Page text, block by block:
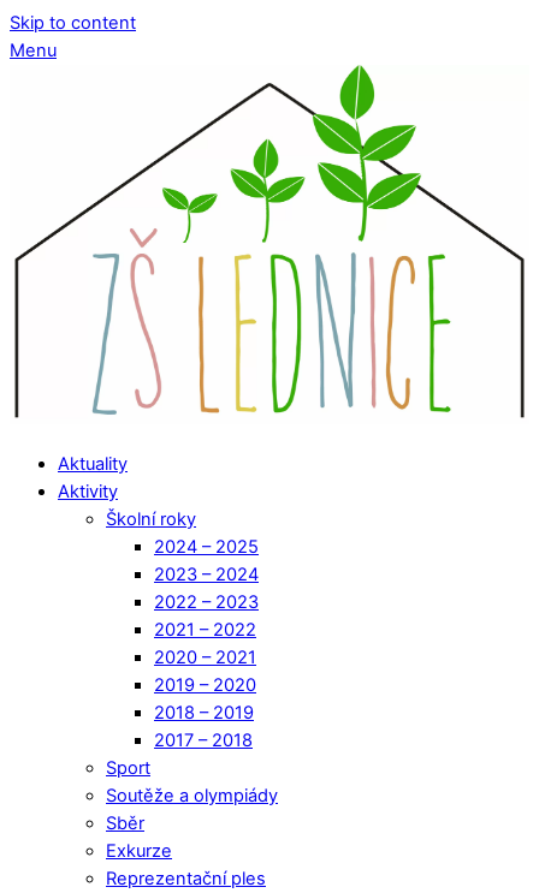
Skip to content
Menu
Aktuality
Aktivity
Školní roky
2024 – 2025
2023 – 2024
2022 – 2023
2021 – 2022
2020 – 2021
2019 – 2020
2018 – 2019
2017 – 2018
Sport
Soutěže a olympiády
Sběr
Exkurze
Reprezentační ples